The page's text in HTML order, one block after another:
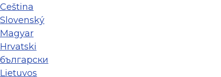
Ceština
Slovenský
Magyar
Hrvatski
български
Lietuvos